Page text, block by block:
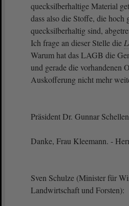
quecksilberhaltige Material
dass also die Stoffe, die hoch
quecksilberhaltig sind,
Ich frage an dieser Stelle die
Warum hat das LAGB die
und gerade die vorhandenen
Auskofferung nicht mehr
Präsident Dr. Gunnar
Danke, Frau Kleemann. -
Sven Schulze (Minister für
Landwirtschaft und Forsten):